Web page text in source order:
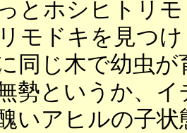
とホシヒトリ
モドキを見つ
同じ木で幼虫
勢というか、
いアヒルの子